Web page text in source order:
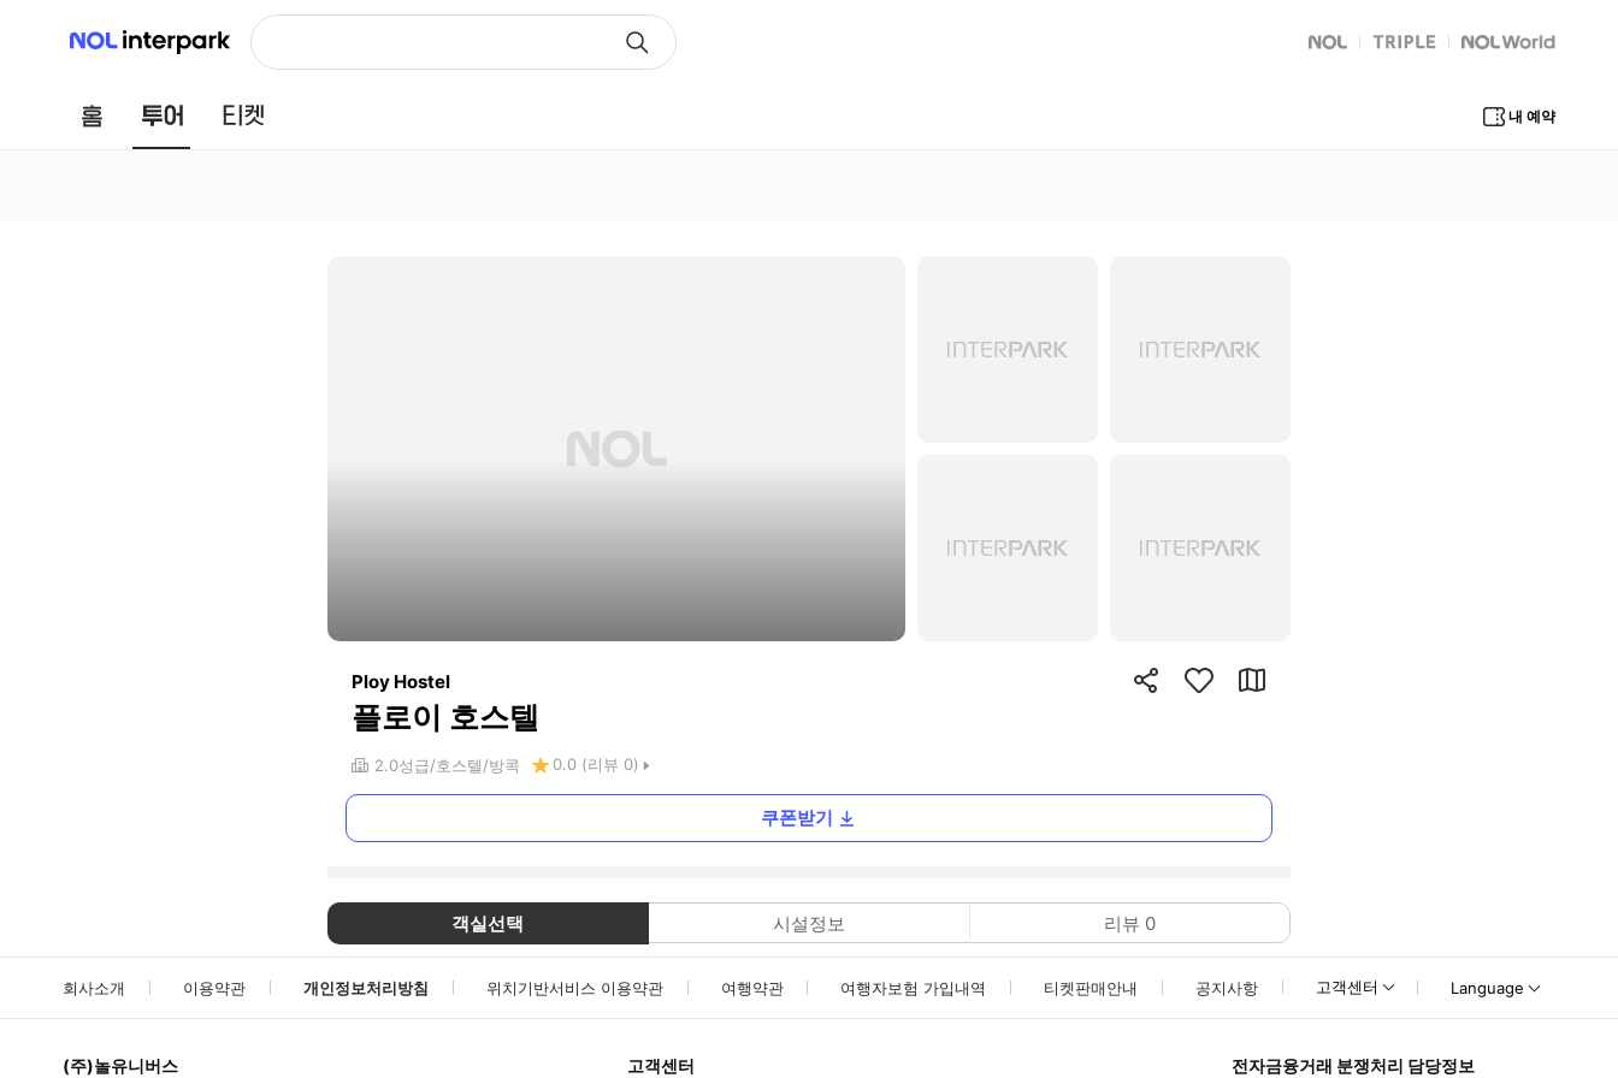
NOL 인터파크
NOL
트리플 Global Interpark
홈 투어 내 예약
Ploy Hostel
플로이 호스텔
2.0성급 호스텔 방콕 0.0 (리뷰 0)
쿠폰받기
객실선택 시설정보 리뷰 0
회사소개 이용약관 개인정보처리방침 위치기반서비스 이용약관 여행약관 여행자보험 가입내역 티켓판매안내 공지사항 고객센터 Language
(주)놀유니버스 고객센터 전자금융거래 분쟁처리 담당정보